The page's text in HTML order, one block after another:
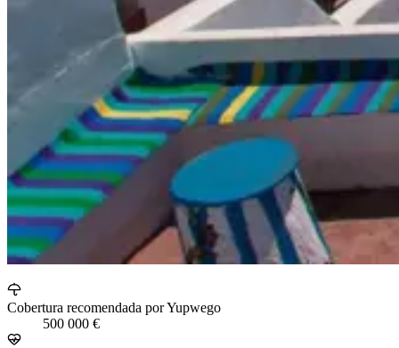
Cobertura recomendada por Yupwego
500 000 €